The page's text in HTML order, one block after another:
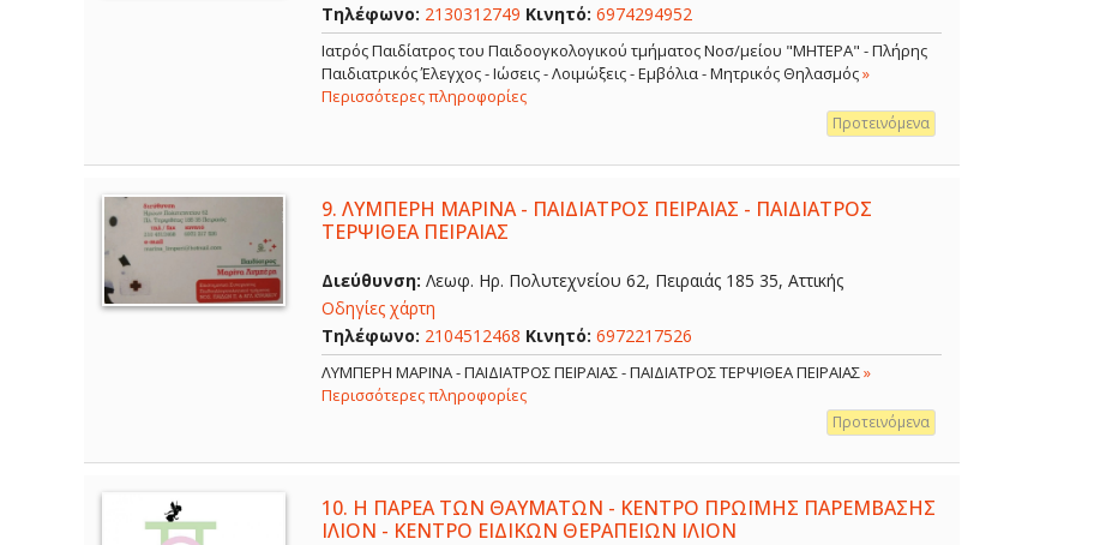
Τηλέφωνο: 2130312749 Κινητό: 6974294952
Ιατρός Παιδίατρος του Παιδοογκολογικού τμήματος Νοσ/μείου "ΜΗΤΕΡΑ" - Πλήρης
Παιδιατρικός Έλεγχος - Ιώσεις - Λοιμώξεις - Εμβόλια - Μητρικός Θηλασμός»
Περισσότερες πληροφορίες
Προτεινόμενα
9. ΛΥΜΠΕΡΗ ΜΑΡΙΝΑ - ΠΑΙΔΙΑΤΡΟΣ ΠΕΙΡΑΙΑΣ - ΠΑΙΔΙΑΤΡΟΣ
ΤΕΡΨΙΘΕΑ ΠΕΙΡΑΙΑΣ
Διεύθυνση: Λεωφ. Ηρ. Πολυτεχνείου 62, Πειραιάς 185 35, Αττικής
Οδηγίες χάρτη
Τηλέφωνο: 2104512468 Κινητό: 6972217526
ΛΥΜΠΕΡΗ ΜΑΡΙΝΑ - ΠΑΙΔΙΑΤΡΟΣ ΠΕΙΡΑΙΑΣ - ΠΑΙΔΙΑΤΡΟΣ ΤΕΡΨΙΘΕΑ ΠΕΙΡΑΙΑΣ»
Περισσότερες πληροφορίες
Προτεινόμενα
10. Η ΠΑΡΕΑ ΤΩΝ ΘΑΥΜΑΤΩΝ - ΚΕΝΤΡΟ ΠΡΩΪΜΗΣ ΠΑΡΕΜΒΑΣΗΣ
ΙΛΙΟΝ - ΚΕΝΤΡΟ ΕΙΔΙΚΩΝ ΘΕΡΑΠΕΙΩΝ ΙΛΙΟΝ